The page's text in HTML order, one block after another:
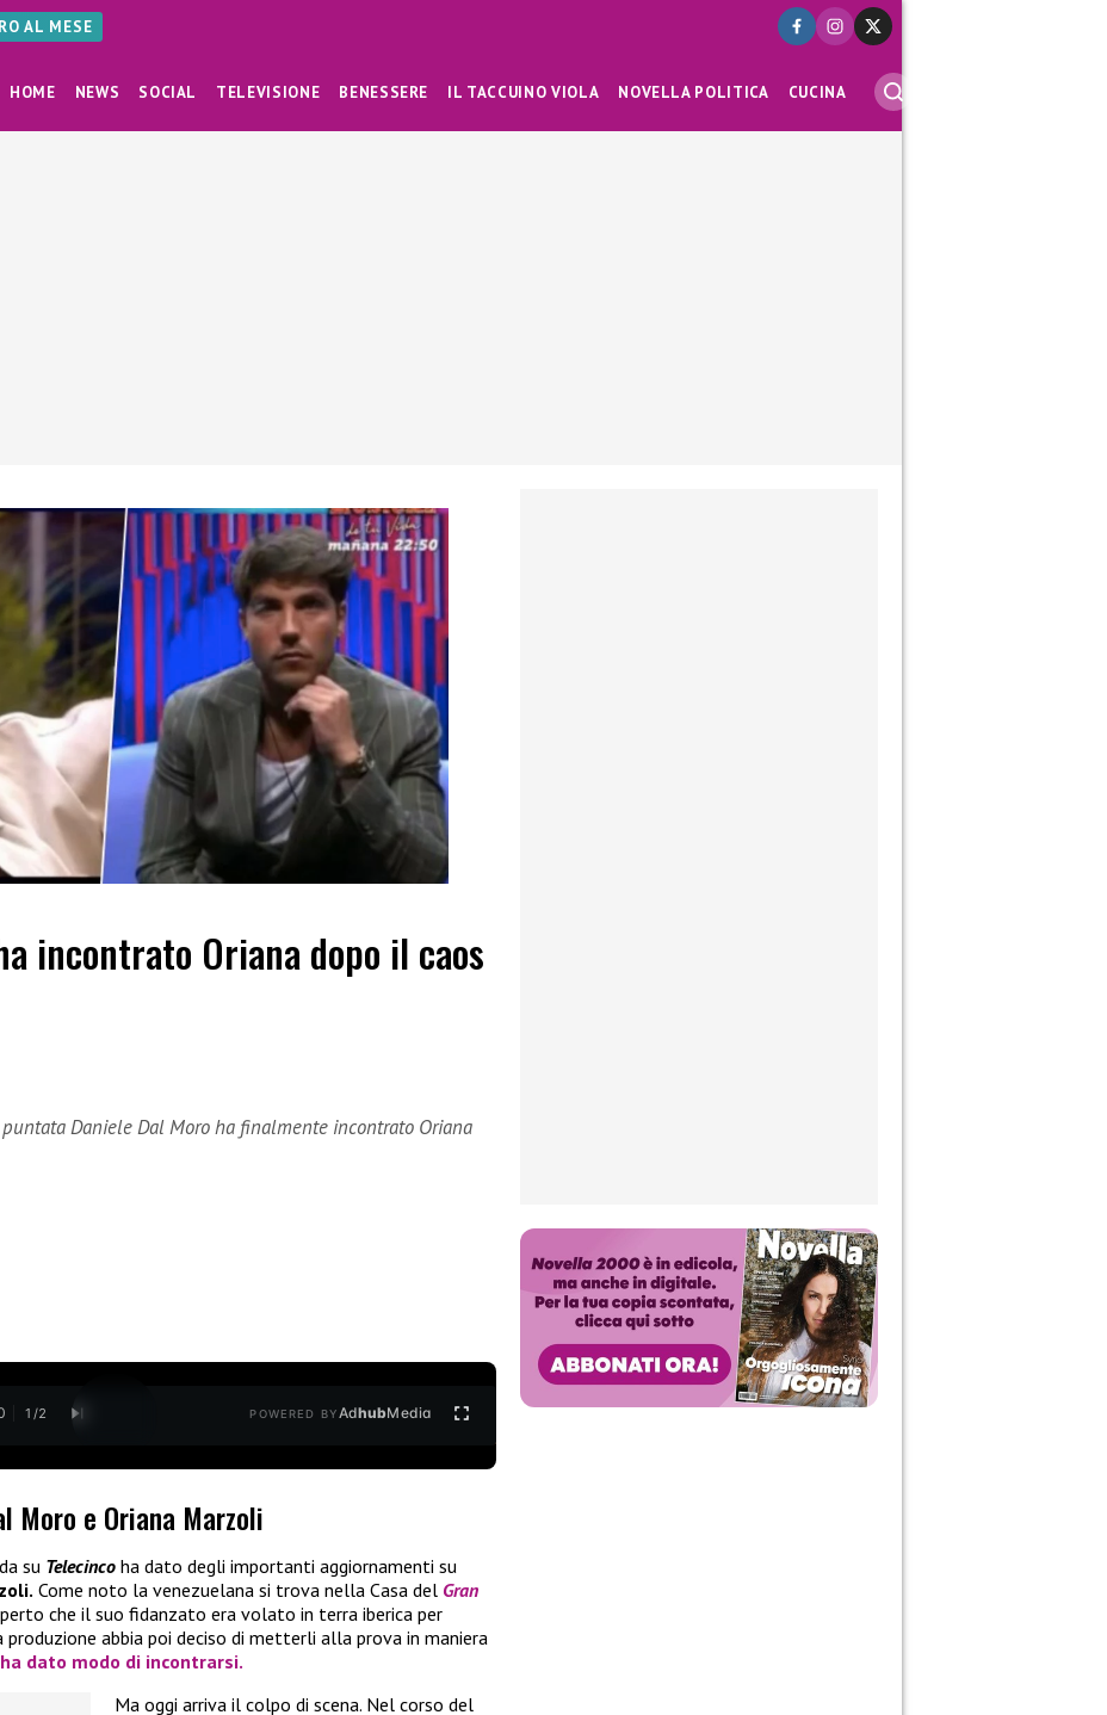
AL MESE
HOME NEWS SOCIAL TELEVISIONE BENESSERE IL TACCUINO VIOLA NOVELLA POLITICA CUCINA
incontrato Oriana dopo il caos
Daniele Dal Moro ha finalmente incontrato Oriana
1 /2 POWERED BYAdhubMedia
Moro e Oriana Marzoli
su Telecinco ha dato degli importanti aggiornamenti su
Come noto la venezuelana si trova nella Casa del Gran
che il suo fidanzato era volato in terra iberica per
produzione abbia poi deciso di metterli alla prova in maniera
dato modo di incontrarsi.
Ma oggi arriva il colpo di scena. Nel corso del